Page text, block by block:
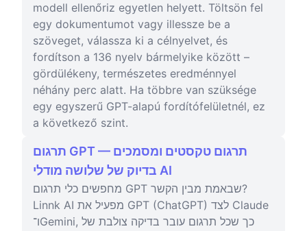
modell ellenőriz egyetlen helyett. Töltsön fel
egy dokumentumot vagy illessze be a
szöveget, válassza ki a célnyelvet, és
fordítson a 136 nyelv bármelyike között –
gördülékeny, természetes eredménnyel
néhány perc alatt. Ha többre van szüksége
egy egyszerű GPT-alapú fordítófelületnél, ez
a következő szint.
תרגום GPT — תרגום טקסטים ומסמכים
בדיוק של שלושה מודלי AI
מחפשים כלי תרגום GPT שבאמת מבין הקשר?
Linnk AI מפעיל את GPT (ChatGPT) לצד Claude
ו־Gemini, כך שכל תרגום עובר בדיקה צולבת של